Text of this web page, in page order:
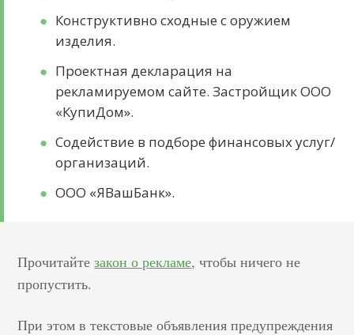
Конструктивно сходные с оружием
изделия.
Проектная декларация на
рекламируемом сайте. Застройщик OOO
«КупиДом».
Содействие в подборе финансовых услуг/
организаций.
ООО «ЯВашБанк».
Прочитайтезакон о рекламе, чтобы ничего не
пропустить.
При этом в текстовые объявления предупреждения